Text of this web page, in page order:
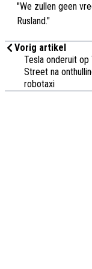
"We zullen geen
Rusland."
Vorig artikel
Tesla onderuit op
Street na
robotaxi